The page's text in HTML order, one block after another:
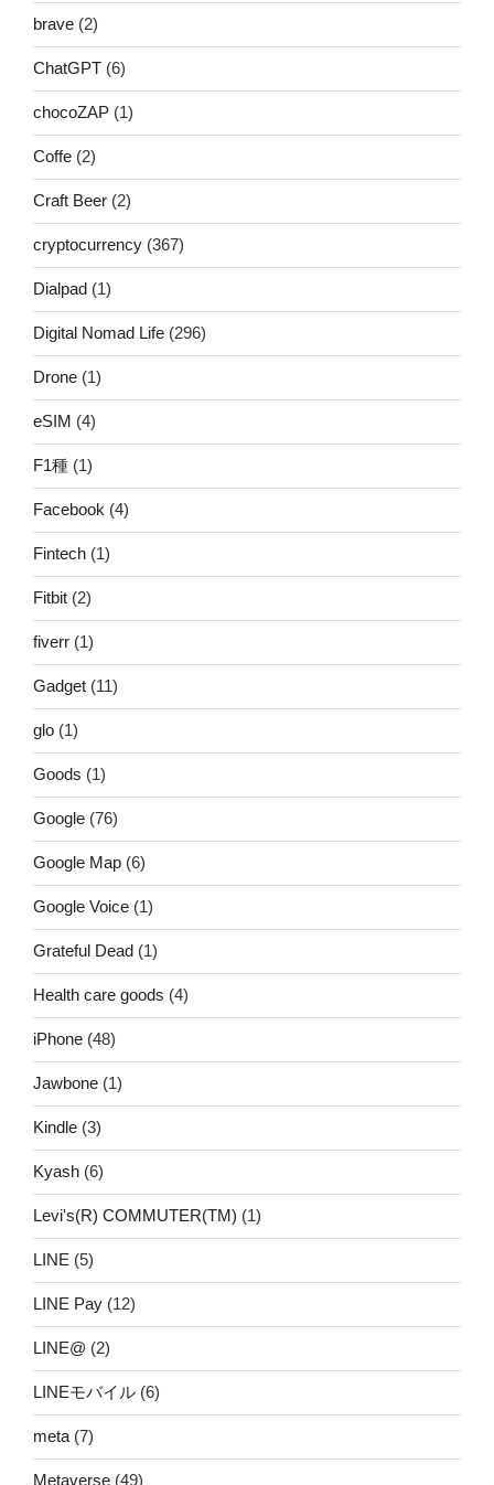
brave (2)
ChatGPT (6)
chocoZAP (1)
Coffe (2)
Craft Beer (2)
cryptocurrency (367)
Dialpad (1)
Digital Nomad Life (296)
Drone (1)
eSIM (4)
F1種 (1)
Facebook (4)
Fintech (1)
Fitbit (2)
fiverr (1)
Gadget (11)
glo (1)
Goods (1)
Google (76)
Google Map (6)
Google Voice (1)
Grateful Dead (1)
Health care goods (4)
iPhone (48)
Jawbone (1)
Kindle (3)
Kyash (6)
Levi's(R) COMMUTER(TM) (1)
LINE (5)
LINE Pay (12)
LINE@ (2)
LINEモバイル (6)
meta (7)
Metaverse (49)